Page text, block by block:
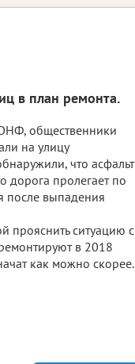
в план ремонта.
общественники
на улицу
что асфальт
дорога пролегает по
после выпадения
прояснить ситуацию с
в 2018
как можно скорее.